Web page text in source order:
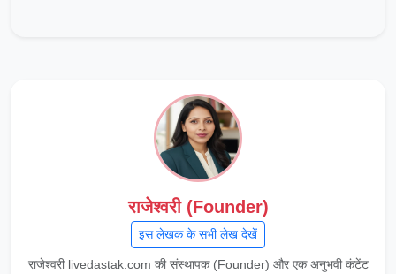
राजेश्वरी (Founder)
इस लेखक के सभी लेख देखें
राजेश्वरी livedastak.com की संस्थापक (Founder) और एक अनुभवी कंटेंट